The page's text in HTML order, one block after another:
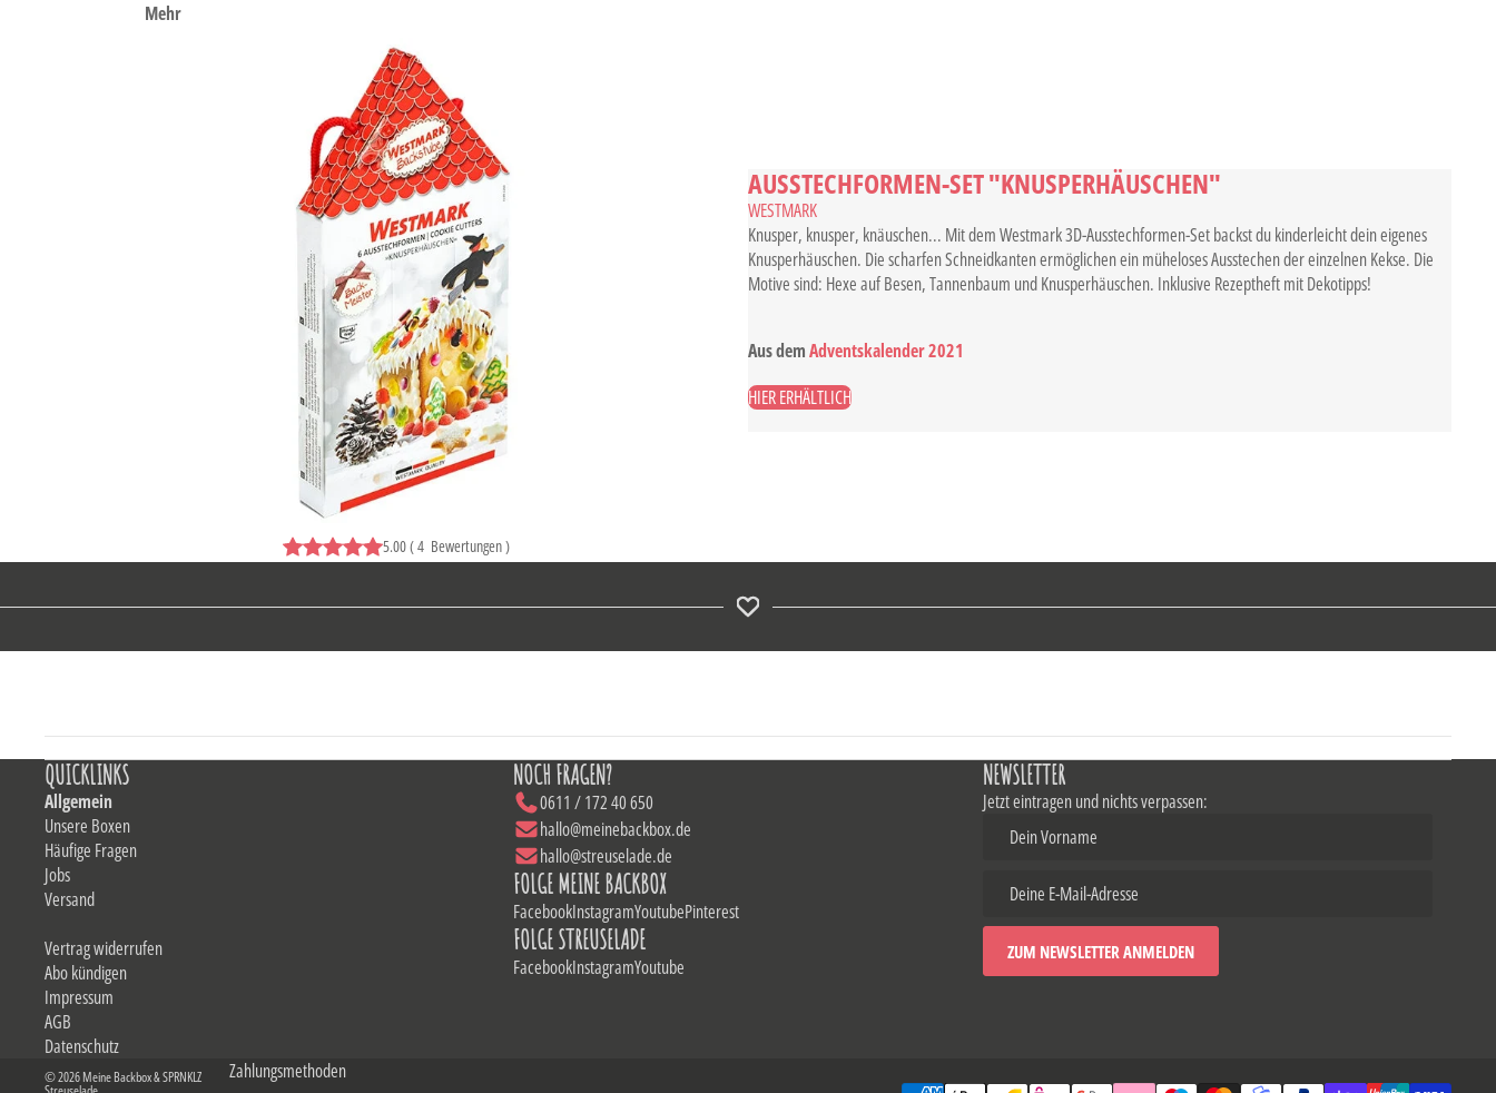
Mehr
5.00(4 Bewertungen)
AUSSTECHFORMEN-SET "KNUSPERHÄUSCHEN"
WESTMARK
Knusper, knusper, knäuschen... Mit dem Westmark 3D-Ausstechformen-Set backst du kinderleicht dein eigenes
Knusperhäuschen. Die scharfen Schneidkanten ermöglichen ein müheloses Ausstechen der einzelnen Kekse. Die
Motive sind: Hexe auf Besen, Tannenbaum und Knusperhäuschen. Inklusive Rezeptheft mit Dekotipps!
Aus demAdventskalender 2021
HIER ERHÄLTLICH
QUICKLINKS
Allgemein
Unsere Boxen
Häufige Fragen
Jobs
Versand
Vertrag widerrufen
Abo kündigen
Impressum
AGB
Datenschutz
NOCH FRAGEN?
0611 / 172 40 650
hallo@meinebackbox.de
hallo@streuselade.de
FOLGE MEINE BACKBOX
FacebookInstagramYoutubePinterest
FOLGE STREUSELADE
FacebookInstagramYoutube
NEWSLETTER
Jetzt eintragen und nichts verpassen:
© 2026Meine Backbox & SPRNKLZ Zahlungsmethoden